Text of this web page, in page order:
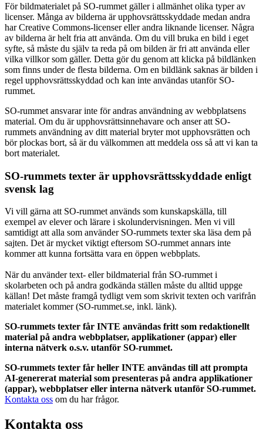
För bildmaterialet på SO-rummet gäller i allmänhet olika typer av
licenser. Många av bilderna är upphovsrättsskyddade medan andra
har Creative Commons-licenser eller andra liknande licenser. Några
av bilderna är helt fria att använda. Om du vill bruka en bild i eget
syfte, så måste du själv ta reda på om bilden är fri att använda eller
vilka villkor som gäller. Detta gör du genom att klicka på bildlänken
som finns under de flesta bilderna. Om en bildlänk saknas är bilden i
regel upphovsrättsskyddad och kan inte användas utanför SO-
rummet.
SO-rummet ansvarar inte för andras användning av webbplatsens
material. Om du är upphovsrättsinnehavare och anser att SO-
rummets användning av ditt material bryter mot upphovsrätten och
bör plockas bort, så är du välkommen att meddela oss så att vi kan ta
bort materialet.
SO-rummets texter är upphovsrättsskyddade enligt
svensk lag
Vi vill gärna att SO-rummet används som kunskapskälla, till
exempel av elever och lärare i skolundervisningen. Men vi vill
samtidigt att alla som använder SO-rummets texter ska läsa dem på
sajten. Det är mycket viktigt eftersom SO-rummet annars inte
kommer att kunna fortsätta vara en öppen webbplats.
När du använder text- eller bildmaterial från SO-rummet i
skolarbeten och på andra godkända ställen måste du alltid uppge
källan! Det måste framgå tydligt vem som skrivit texten och varifrån
materialet kommer (SO-rummet.se, inkl. länk).
SO-rummets texter får INTE användas fritt som redaktionellt
material på andra webbplatser, applikationer (appar) eller
interna nätverk o.s.v. utanför SO-rummet.
SO-rummets texter får heller INTE användas till att prompta
AI-genererat material som presenteras på andra applikationer
(appar), webbplatser eller interna nätverk utanför SO-rummet.
Kontakta oss om du har frågor.
Kontakta oss